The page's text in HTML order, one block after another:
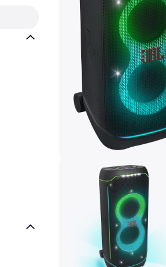
JBL Partybox Stage
Oder € 132,33/Mon.